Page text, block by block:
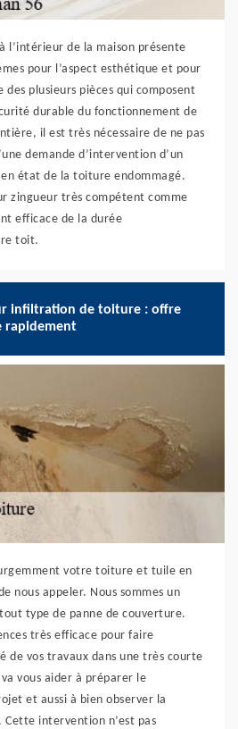
l’intérieur de la maison présente
pour l’aspect esthétique et pour
des plusieurs pièces qui composent
durable du fonctionnement de
il est très nécessaire de ne pas
demande d’intervention d’un
état de la toiture endommagé.
zingueur très compétent comme
efficace de la durée
toit.
infiltration de toiture : offre
rapidement
votre toiture et tuile en
nous appeler. Nous sommes un
type de panne de couverture.
très efficace pour faire
de vos travaux dans une très courte
vous aider à préparer le
et aussi à bien observer la
intervention n’est pas